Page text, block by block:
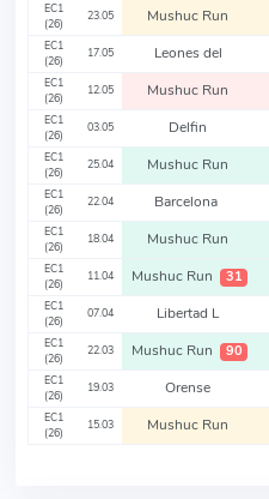
EC1
(26)
23.05 Mushuc Run
EC1
(26)
17.05 Leones del
EC1
(26)
12.05 Mushuc Run
EC1
(26)
03.05 Delfin
EC1
(26)
25.04 Mushuc Run
EC1
(26)
22.04 Barcelona
EC1
(26)
18.04 Mushuc Run
EC1
(26)
11.04 Mushuc Run 31
EC1
(26)
07.04 Libertad L
EC1
(26)
22.03 Mushuc Run 90
EC1
(26)
19.03 Orense
EC1
(26)
15.03 Mushuc Run